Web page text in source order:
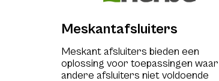
Meskantafsluiters
Meskant afsluiters bieden een
oplossing voor toepassingen waar
andere afsluiters niet voldoende